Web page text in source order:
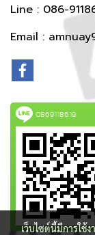
Line : 086-
Email :
0869118619
เว็บไซต์นี้มีการใช้